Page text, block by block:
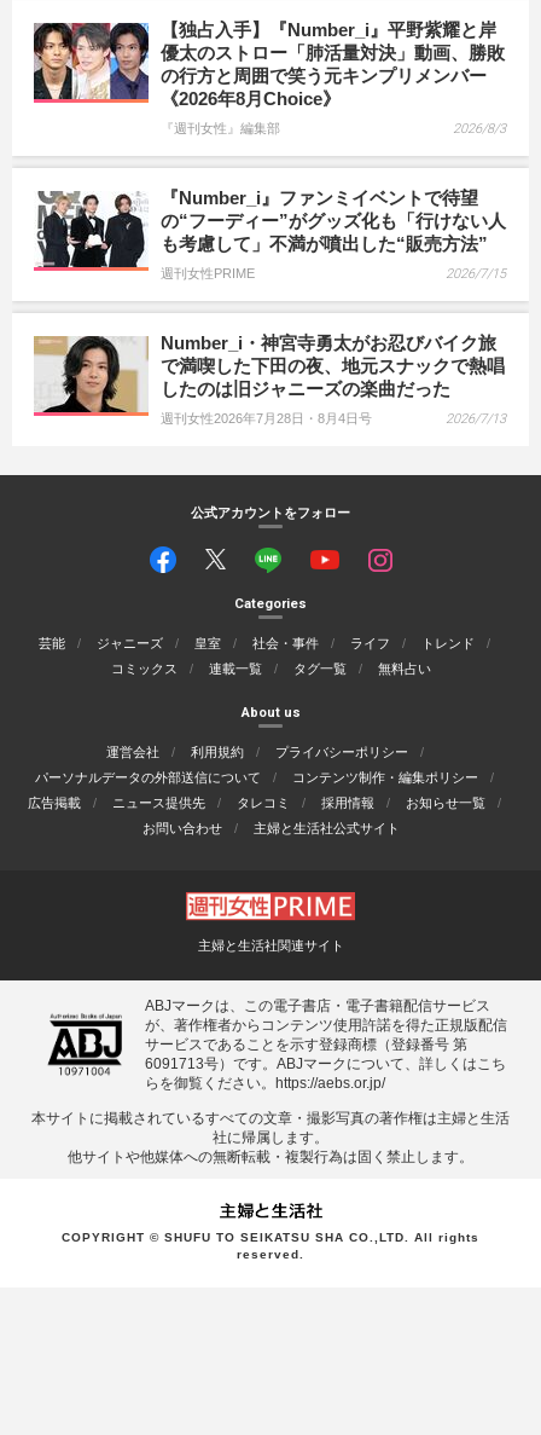
【独占入手】『Number_i』平野紫耀と岸
優太のストロー「肺活量対決」動画、勝敗
の行方と周囲で笑う元キンプリメンバー
《2026年8月Choice》
『週刊女性』編集部 2026/8/3
『Number_i』ファンミイベントで待望
の“フーディー”がグッズ化も「行けない人
も考慮して」不満が噴出した“販売方法”
週刊女性PRIME 2026/7/15
Number_i・神宮寺勇太がお忍びバイク旅
で満喫した下田の夜、地元スナックで熱唱
したのは旧ジャニーズの楽曲だった
週刊女性2026年7月28日・8月4日号 2026/7/13
公式アカウントをフォロー
Categories
芸能 ジャニーズ 皇室 社会・事件 ライフ
トレンド
コミックス
連載一覧 タグ一覧 無料占い
About us
運営会社 利用規約
プライバシーポリシー
パーソナルデータの外部送信について
コンテンツ制作・編集ポリシー
広告掲載
ニュース提供先 タレコミ 採用情報
お知らせ一覧
お問い合わせ
主婦と生活社公式サイト
主婦と生活社関連サイト
ABJマークは、この電子書店・電子書籍配信サービス
が、著作権者からコンテンツ使用許諾を得た正規版配信
サービスであることを示す登録商標（登録番号 第
6091713号）です。ABJマークについて、詳しくはこち
らを御覧ください。
https://aebs.or.jp/
本サイトに掲載されているすべての⽂章・撮影写真の著作権は主婦と⽣活
社に帰属します。
他サイトや他媒体への無断転載・複製⾏為は固く禁⽌します。
COPYRIGHT © SHUFU TO SEIKATSU SHA CO.,LTD. All rights
reserved.